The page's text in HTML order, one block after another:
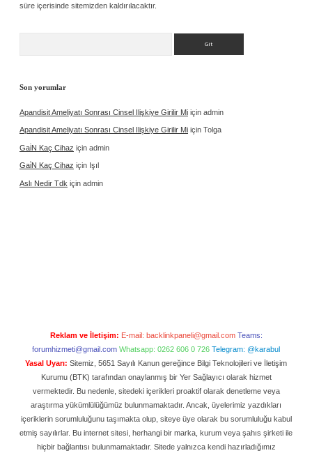
süre içerisinde sitemizden kaldırılacaktır.
Son yorumlar
Apandisit Ameliyatı Sonrası Cinsel Ilişkiye Girilir Mi için admin
Apandisit Ameliyatı Sonrası Cinsel Ilişkiye Girilir Mi için Tolga
Gai̇N Kaç Cihaz için admin
Gai̇N Kaç Cihaz için Işıl
Aslı Nedir Tdk için admin
Reklam ve İletişim: E-mail: backlinkpaneli@gmail.com Teams:
forumhizmeti@gmail.com Whatsapp: 0262 606 0 726 Telegram: @karabul
Yasal Uyarı: Sitemiz, 5651 Sayılı Kanun gereğince Bilgi Teknolojileri ve İletişim
Kurumu (BTK) tarafından onaylanmış bir Yer Sağlayıcı olarak hizmet
vermektedir. Bu nedenle, sitedeki içerikleri proaktif olarak denetleme veya
araştırma yükümlülüğümüz bulunmamaktadır. Ancak, üyelerimiz yazdıkları
içeriklerin sorumluluğunu taşımakta olup, siteye üye olarak bu sorumluluğu kabul
etmiş sayılırlar. Bu internet sitesi, herhangi bir marka, kurum veya şahıs şirketi ile
hiçbir bağlantısı bulunmamaktadır. Sitede yalnızca kendi hazırladığımız